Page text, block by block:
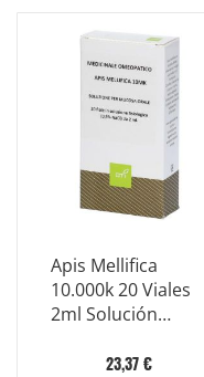
Apis Mellifica
10.000k 20 Viales
2ml Solución
23,37 €